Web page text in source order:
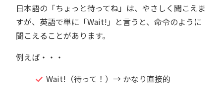
日本語の「ちょっと待ってね」は、やさしく聞こえま
すが、英語で単に「Wait!」と言うと、命令のように
聞こえることがあります。
例えば・・・
Wait!（待って！）→ かなり直接的